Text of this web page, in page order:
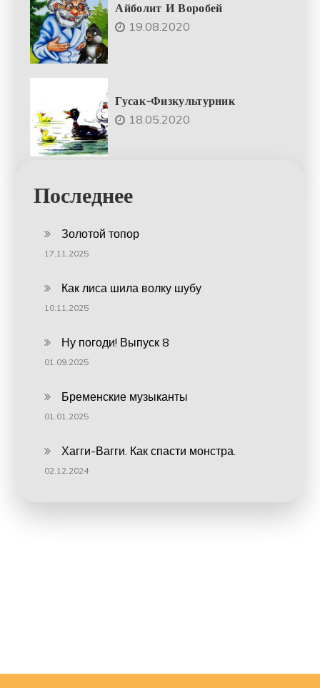
Айболит И Воробей
19.08.2020
Гусак-Физкультурник
18.05.2020
Последнее
Золотой топор
17.11.2025
Как лиса шила волку шубу
10.11.2025
Ну погоди! Выпуск 8
01.09.2025
Бременские музыканты
01.01.2025
Хагги-Вагги. Как спасти монстра.
02.12.2024